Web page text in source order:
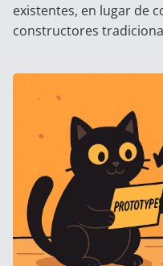
existentes, en lugar de
constructores